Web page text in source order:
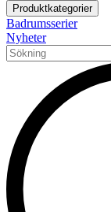
Produktkategorier
Badrumsserier
Nyheter